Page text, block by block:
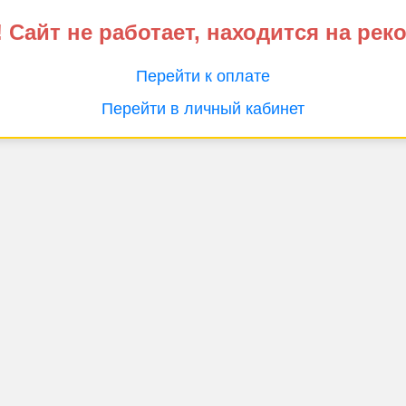
не работает, находится на
Перейти к оплате
Перейти в личный кабинет